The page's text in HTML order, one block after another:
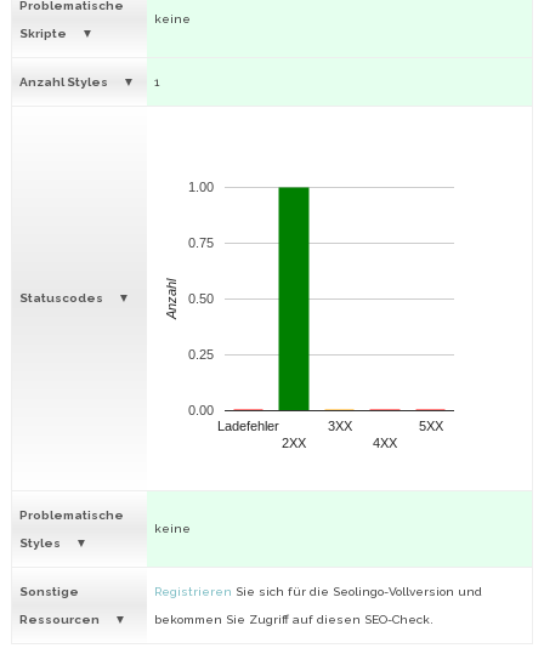
Problematische
Skripte
keine
Anzahl Styles 1
Statuscodes
Ladefehler
2XX
3XX
4XX
5XX
0.00
0.25
0.50
0.75
1.00
Anzahl
Problematische
Styles
keine
Sonstige
Ressourcen
Registrieren Sie sich für die Seolingo-Vollversion und
bekommen Sie Zugriff auf diesen SEO-Check.